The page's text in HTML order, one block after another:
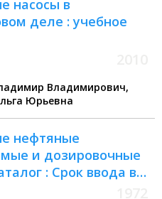
насосы в
деле : учебное
Владимирович,
Юрьевна
нефтяные
и дозировочные
: Срок ввода в
кв. 1973 г